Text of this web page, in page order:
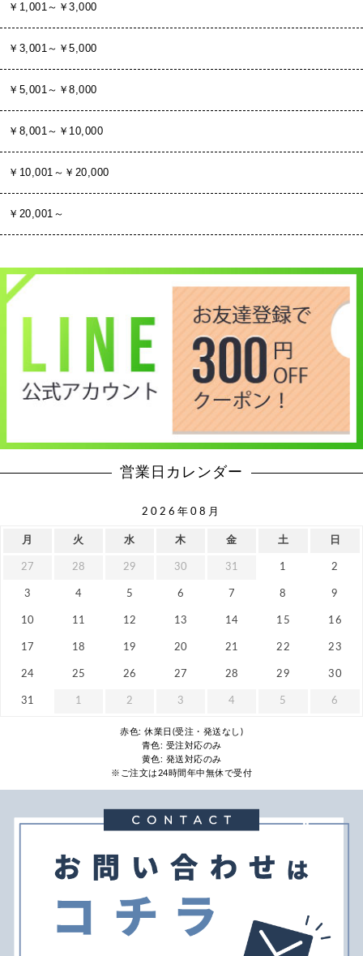
￥1,001～￥3,000
￥3,001～￥5,000
￥5,001～￥8,000
￥8,001～￥10,000
￥10,001～￥20,000
￥20,001～
営業日カレンダー
2026年08月
月 火 水 木 金 土 日
27 28 29 30 31 1 2
3 4 5 6 7 8 9
10 11 12 13 14 15 16
17 18 19 20 21 22 23
24 25 26 27 28 29 30
31 1 2 3 4 5 6
赤色: 休業日(受注・発送なし)
青色: 受注対応のみ
黄色: 発送対応のみ
※ご注文は24時間年中無休で受付